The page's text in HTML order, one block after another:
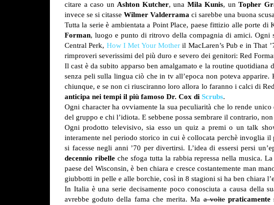
citare a caso un Ashton Kutcher, una Mila Kunis, un Topher
invece se si citasse Wilmer Valderrama ci sarebbe una buona
Tutta la serie è ambientata a Point Place, paese fittizio alle porte di
Forman, luogo e punto di ritrovo della compagnia di amici. Ogni
Central Perk, How I Met Your Mother il MacLaren’s Pub e in That
rimproveri severissimi del più duro e severo dei genitori: Red
Il cast è da subito apparso ben amalgamato e la routine
senza peli sulla lingua ciò che in tv all’epoca non poteva
chiunque, e se non ci riusciranno loro allora lo faranno i calci di
anticipa nei tempi il più famoso Dr. Cox di Scrubs.
Ogni character ha ovviamente la sua peculiarità che lo rende
del gruppo e chi l’idiota. E sebbene possa sembrare il contrario,
Ogni prodotto televisivo, sia esso un quiz a premi o un talk
interamente nel periodo storico in cui è collocata perchè invoglia
si facesse negli anni ’70 per divertirsi. L’idea di essersi persi
decennio ribelleche sfoga tutta la rabbia repressa nella musica.
paese del Wisconsin, è ben chiara e cresce costantemente man
giubbotti in pelle e alle borchie, così in 8 stagioni si ha ben chiara
In Italia è una serie decisamente poco conosciuta a causa della
avrebbe goduto della fama che merita. Maa volte